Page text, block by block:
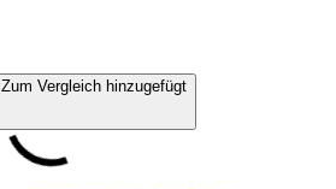
Zum Vergleich hinzugefügt